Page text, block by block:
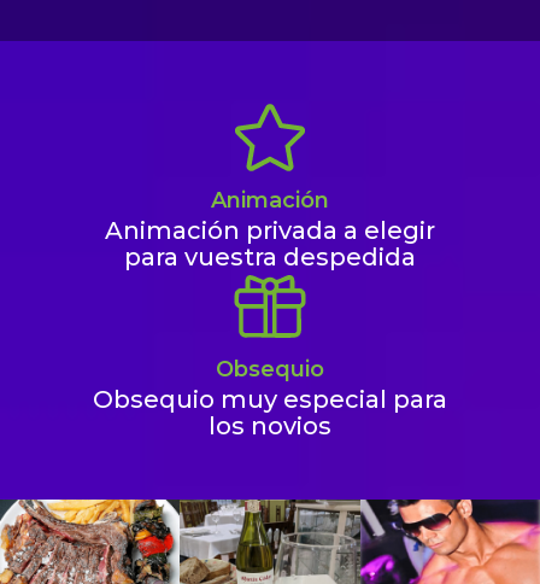
Animación
Animación privada a elegir
para vuestra despedida
Obsequio
Obsequio muy especial para
los novios